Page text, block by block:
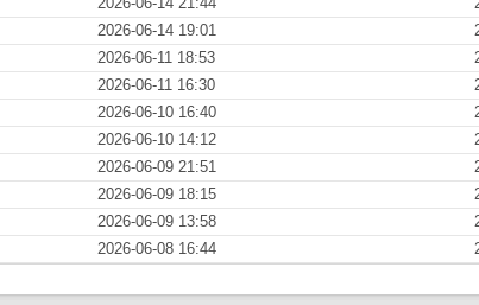
2026-06-14 19:01
2026-06-11 18:53
2026-06-11 16:30
2026-06-10 16:40
2026-06-10 14:12
2026-06-09 21:51
2026-06-09 18:15
2026-06-09 13:58
2026-06-08 16:44